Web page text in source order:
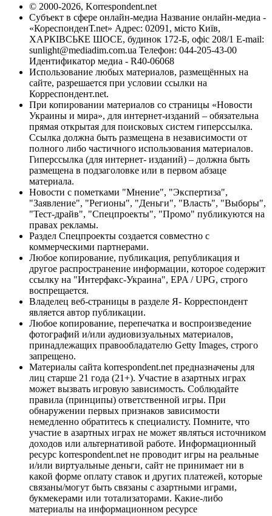
© 2000-2026, Korrespondent.net
Субъект в сфере онлайн-медиа Название онлайн-медиа -
«КореспонденТ.net» Адрес: 02091, місто Київ,
ХАРКІВСЬКЕ ШОСЕ, будинок 172-Б, офіс 208/1 E-mail:
sunlight@mediadim.com.ua Телефон: 044-205-43-00
Идентификатор медиа - R40-06068
Использование любых материалов, размещённых на
сайте, разрешается при условии ссылки на
Корреспондент.net.
При копировании материалов со страницы «Новости
Украины и мира», для интернет-изданий – обязательна
прямая открытая для поисковых систем гиперссылка.
Ссылка должна быть размещена в независимости от
полного либо частичного использования материалов.
Гиперссылка (для интернет- изданий) – должна быть
размещена в подзаголовке или в первом абзаце
материала.
Новости с пометками "Мнение", "Экспертиза",
"Заявление", "Регионы", "Деньги", "Власть", "Выборы",
"Тест-драйв", "Спецпроекты", "Промо" публикуются на
правах рекламы.
Раздел Спецпроекты создается совместно с
коммерческими партнерами.
Любое копирование, публикация, републикация и
другое распространение информации, которое содержит
ссылку на "Интерфакс-Украина", EPA / UPG, строго
воспрещается.
Владелец веб-страницы в разделе Я- Корреспондент
является автор публикации.
Любое копирование, перепечатка и воспроизведение
фотографий и/или аудиовизуальных материалов,
принадлежащих правообладателю Getty Images, строго
запрещено.
Материалы сайта korrespondent.net предназначены для
лиц старше 21 года (21+). Участие в азартных играх
может вызвать игровую зависимость. Соблюдайте
правила (принципы) ответственной игры. При
обнаружении первых признаков зависимости
немедленно обратитесь к специалисту. Помните, что
участие в азартных играх не может являться источником
доходов или альтернативой работе. Информационный
ресурс korrespondent.net не проводит игры на реальные
и/или виртуальные деньги, сайт не принимает ни в
какой форме оплату ставок и других платежей, которые
связаны/могут быть связаны с азартными играми,
букмекерами или тотализаторами. Какие-либо
материалы на информационном ресурсе